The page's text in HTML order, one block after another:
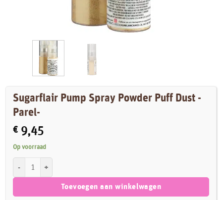
Sugarflair Pump Spray Powder Puff Dust -
Parel-
€ 9,45
Op voorraad
Toevoegen aan winkelwagen